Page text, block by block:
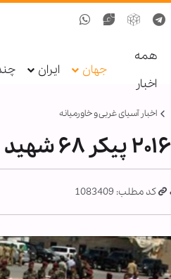
همه
اخبار
جهان ایران
اخبار آسیای غربی و خاورمیانه
کد مطلب: 1083409